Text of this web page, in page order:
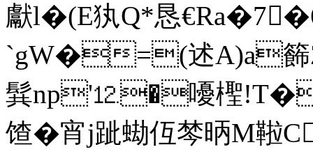
獻l�(E犱Q*恳
`gW�=(述A)a
髸np'⒓�嚘檉!T�
馇�宵j跐蜐仾棽 昞M鞡